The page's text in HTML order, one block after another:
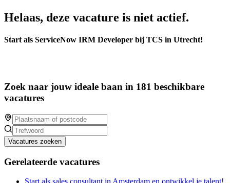
Helaas, deze vacature is niet actief.
Start als ServiceNow IRM Developer bij TCS in Utrecht!
Zoek naar jouw ideale baan in 181 beschikbare
vacatures
Vacatures zoeken
Gerelateerde vacatures